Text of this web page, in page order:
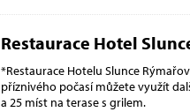
Restaurace Hotel
*Restaurace Hotelu Slunce
příznivého počasí můžete využít
a 25 míst na terase s grilem.